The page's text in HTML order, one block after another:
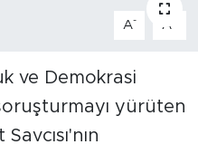
A- A
ve Demokrasi
yürüten